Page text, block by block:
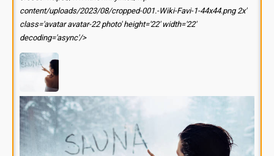
content/uploads/2023/08/cropped-001.-Wiki-Favi-1-44x44.png 2x'
class='avatar avatar-22 photo' height='22' width='22'
decoding='async'/>